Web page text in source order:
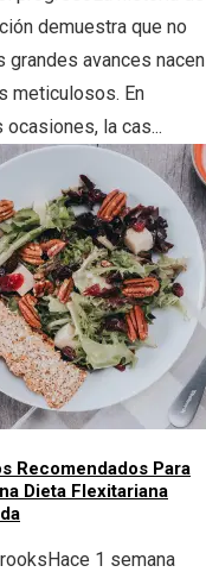
demuestra que no
grandes avances nacen
meticulosos. En
la cas...
Recomendados Para
Dieta Flexitariana
Hace 1 semana